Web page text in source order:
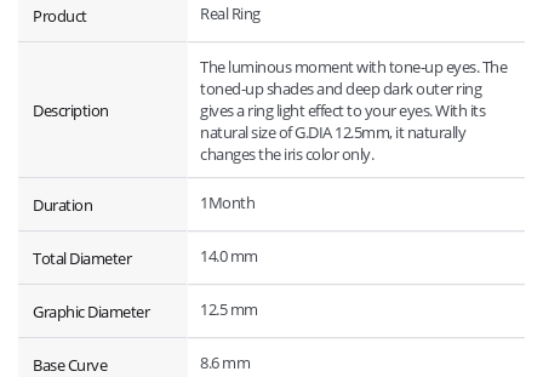
Product Real Ring
Description
The luminous moment with tone-up eyes. The
toned-up shades and deep dark outer ring
gives a ring light effect to your eyes. With its
natural size of G.DIA 12.5mm, it naturally
changes the iris color only.
Duration 1Month
Total Diameter 14.0 mm
Graphic Diameter 12.5 mm
Base Curve 8.6 mm